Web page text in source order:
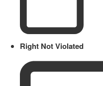
Right Not Violated